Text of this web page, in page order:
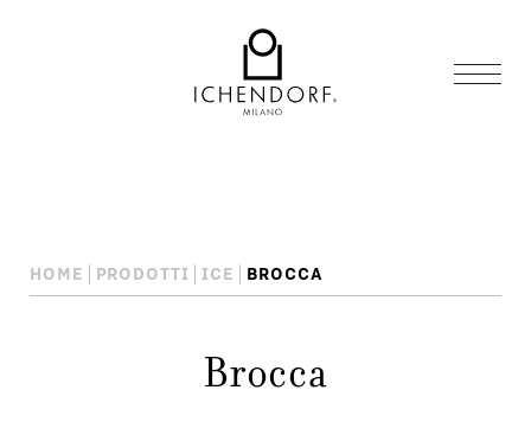
HOME PRODOTTI ICE BROCCA
Brocca